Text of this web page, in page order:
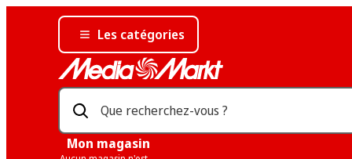
Les catégories
Que recherchez-vous ?
Mon magasin